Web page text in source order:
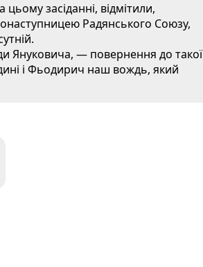
засіданні, відмітили,
Радянського Союзу,
Януковича, — повернення до такої
і Фьодирич наш вождь, який